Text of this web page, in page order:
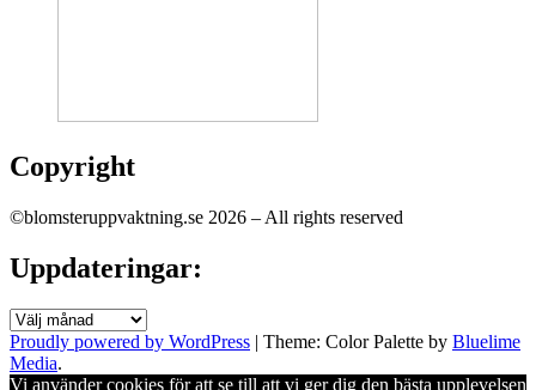
Copyright
©blomsteruppvaktning.se 2026 – All rights reserved
Uppdateringar:
Uppdateringar:
Proudly powered by WordPress | Theme: Color Palette by Bluelime
Media.
Vi använder cookies för att se till att vi ger dig den bästa upplevelsen